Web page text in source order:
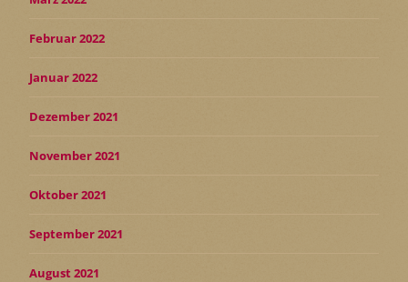
Februar 2022
Januar 2022
Dezember 2021
November 2021
Oktober 2021
September 2021
August 2021